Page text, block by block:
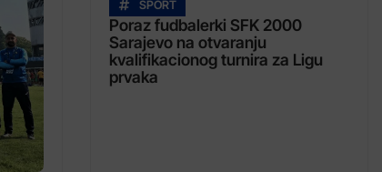
SPORT
Poraz fudbalerki SFK 2000
Sarajevo na otvaranju
kvalifikacionog turnira za Ligu
prvaka